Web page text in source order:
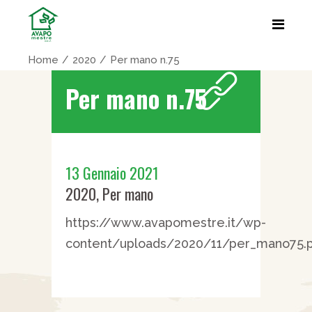
Home 2020 Per mano n.75
Per mano n.75
13 Gennaio 2021
2020,Per mano
https://www.avapomestre.it/wp-
content/uploads/2020/11/